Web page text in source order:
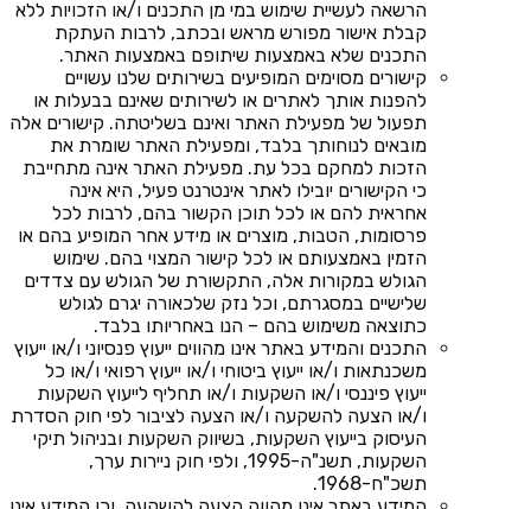
הרשאה לעשיית שימוש במי מן התכנים ו/או הזכויות ללא
קבלת אישור מפורש מראש ובכתב, לרבות העתקת
התכנים שלא באמצעות שיתופם באמצעות האתר.
קישורים מסוימים המופיעים בשירותים שלנו עשויים
להפנות אותך לאתרים או לשירותים שאינם בבעלות או
תפעול של מפעילת האתר ואינם בשליטתה. קישורים אלה
מובאים לנוחותך בלבד, ומפעילת האתר שומרת את
הזכות למחקם בכל עת. מפעילת האתר אינה מתחייבת
כי הקישורים יובילו לאתר אינטרנט פעיל, היא אינה
אחראית להם או לכל תוכן הקשור בהם, לרבות לכל
פרסומות, הטבות, מוצרים או מידע אחר המופיע בהם או
הזמין באמצעותם או לכל קישור המצוי בהם. שימוש
הגולש במקורות אלה, התקשורת של הגולש עם צדדים
שלישיים במסגרתם, וכל נזק שלכאורה יגרם לגולש
כתוצאה משימוש בהם – הנו באחריותו בלבד.
התכנים והמידע באתר אינו מהווים ייעוץ פנסיוני ו/או ייעוץ
משכנתאות ו/או ייעוץ ביטוחי ו/או ייעוץ רפואי ו/או כל
ייעוץ פיננסי ו/או השקעות ו/או תחליף לייעוץ השקעות
ו/או הצעה להשקעה ו/או הצעה לציבור לפי חוק הסדרת
העיסוק בייעוץ השקעות, בשיווק השקעות ובניהול תיקי
השקעות, תשנ"ה-1995, ולפי חוק ניירות ערך,
תשכ"ח-1968.